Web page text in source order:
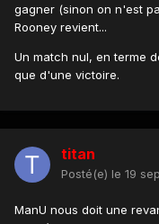
gagner (sinon on n'est
Rooney revient...
Un match nul, en terme
que d'une victoire.
titan
Posté(e) le 19
ManU nous doit une